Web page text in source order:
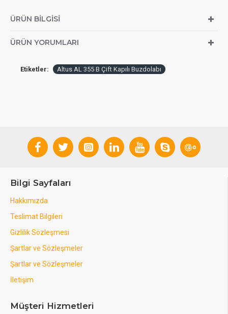
ÜRÜN BILGISI
ÜRÜN YORUMLARI
Etiketler: Altus AL 355 B Çift Kapılı Buzdolabı
Bilgi Sayfaları
Hakkımızda
Teslimat Bilgileri
Gizlilik Sözleşmesi
Şartlar ve Sözleşmeler
Şartlar ve Sözleşmeler
İletişim
Müşteri Hizmetleri